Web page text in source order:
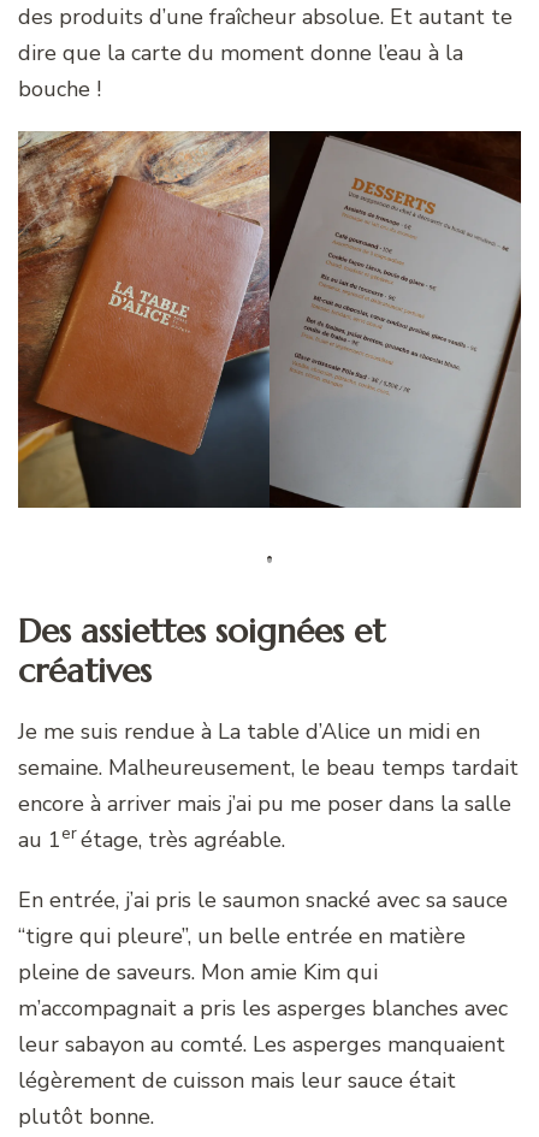
des produits d’une fraîcheur absolue. Et autant te
dire que la carte du moment donne l’eau à la
bouche !
Des assiettes soignées et
créatives
Je me suis rendue à La table d’Alice un midi en
semaine. Malheureusement, le beau temps tardait
encore à arriver mais j’ai pu me poser dans la salle
au 1erétage, très agréable.
En entrée, j’ai pris le saumon snacké avec sa sauce
“tigre qui pleure”, un belle entrée en matière
pleine de saveurs. Mon amie Kim qui
m’accompagnait a pris les asperges blanches avec
leur sabayon au comté. Les asperges manquaient
légèrement de cuisson mais leur sauce était
plutôt bonne.